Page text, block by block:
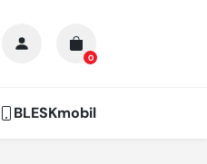
0
BLESKmobil